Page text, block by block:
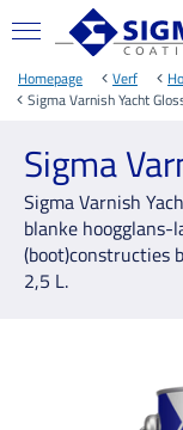
Homepage Verf
Sigma Varnish Yacht
Sigma
Sigma Varnish
blanke hoogglans-
(boot)constructies
2,5 L.